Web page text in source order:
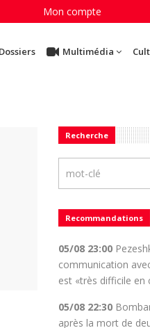
Mon compte
Multimédia
Recherche
Recommandations
05/08 23:00
communication
est «très difficile en
05/08 22:30
après la mort de